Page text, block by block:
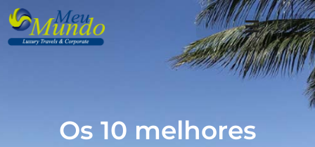
Os 10 melhores